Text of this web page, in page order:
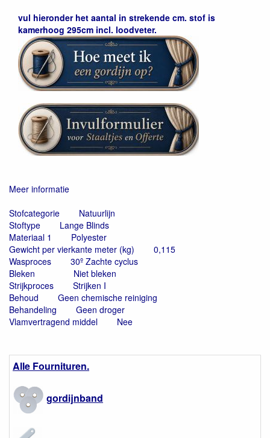
Alle Fournituren.
gordijnband
vul hieronder het aantal in strekende cm. stof is
kamerhoog 295cm incl. loodveter.
Meer informatie
Stofcategorie
Natuurlijn
Stoftype
Lange Blinds
Materiaal 1
Polyester
Gewicht per vierkante meter (kg)
0,115
Wasproces
30º Zachte cyclus
Bleken
Niet bleken
Strijkproces
Strijken I
Behoud
Geen chemische reiniging
Behandeling
Geen droger
Vlamvertragend middel
Nee